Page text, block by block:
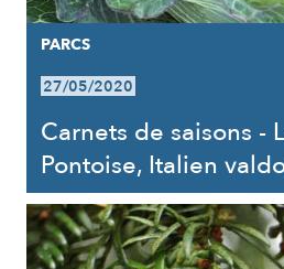
PARCS
27/05/2020
Carnets de saisons -
Pontoise, Italien